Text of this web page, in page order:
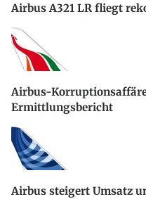
Airbus A321 LR fliegt
Airbus-
Ermittlungsbericht
Airbus steigert Umsatz